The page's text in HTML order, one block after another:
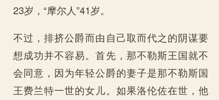
23岁，“摩尔人”41岁。
不过，排挤公爵而由自己取而代之的阴谋要
想成功并不容易。首先，那不勒斯王国就不
会同意，因为年轻公爵的妻子是那不勒斯国
王费兰特一世的女儿。如果洛伦佐在世，他